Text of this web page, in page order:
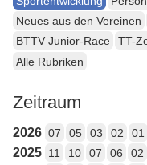
Neues aus den Vereinen
BTTV Junior-Race
TT-
Alle Rubriken
Zeitraum
2026 07 05 03 02 01
2025 11 10 07 06 02